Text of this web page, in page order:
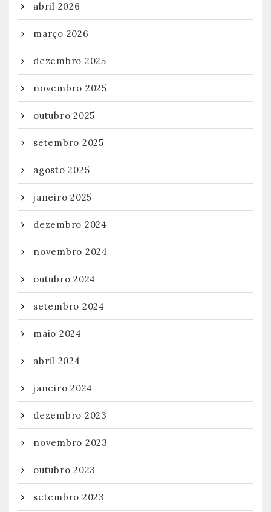
abril 2026
março 2026
dezembro 2025
novembro 2025
outubro 2025
setembro 2025
agosto 2025
janeiro 2025
dezembro 2024
novembro 2024
outubro 2024
setembro 2024
maio 2024
abril 2024
janeiro 2024
dezembro 2023
novembro 2023
outubro 2023
setembro 2023